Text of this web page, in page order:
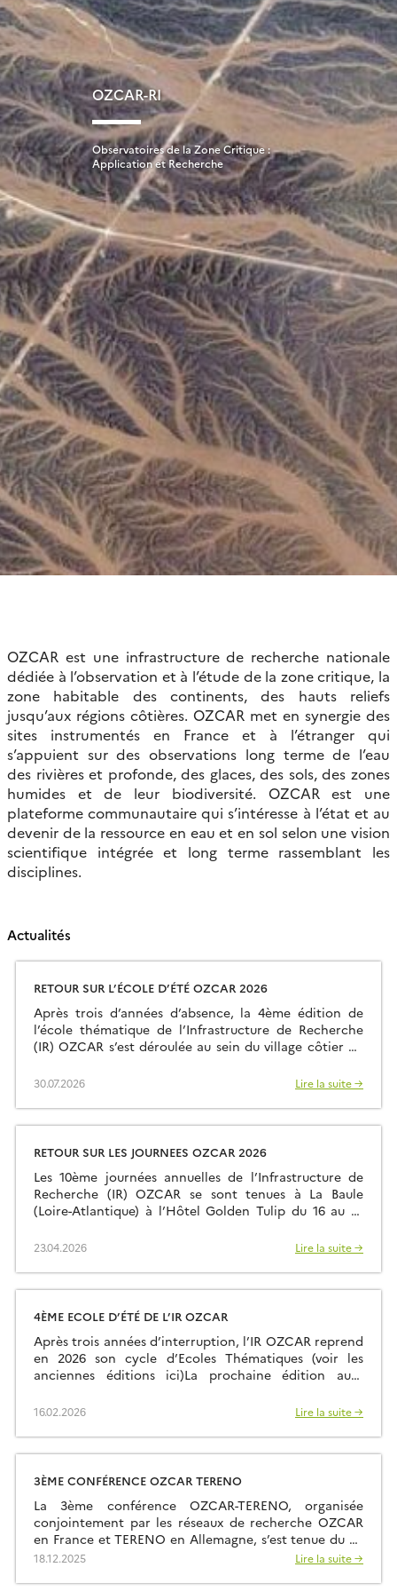
OZCAR-RI
Observatoires de la Zone Critique :
Application et Recherche
OZCAR est une infrastructure de recherche nationale
dédiée à l’observation et à l’étude de la zone critique, la
zone habitable des continents, des hauts reliefs
jusqu’aux régions côtières. OZCAR met en synergie des
sites instrumentés en France et à l’étranger qui
s’appuient sur des observations long terme de l’eau
des rivières et profonde, des glaces, des sols, des zones
humides et de leur biodiversité. OZCAR est une
plateforme communautaire qui s’intéresse à l’état et au
devenir de la ressource en eau et en sol selon une vision
scientifique intégrée et long terme rassemblant les
disciplines.
Actualités
RETOUR SUR L’ÉCOLE D’ÉTÉ OZCAR 2026
Après trois d’années d’absence, la 4ème édition de
l’école thématique de l’Infrastructure de Recherche
(IR) OZCAR s’est déroulée au sein du village côtier de
d’observation de Ploemeur-Guidel qui fait partie du
24 intervenants et 35 étudiants qui ont ainsi été
rassemblés et qui ont fait le […]
30.07.2026 Lire la suite →
RETOUR SUR LES JOURNEES OZCAR 2026
Les 10ème journées annuelles de l’Infrastructure de
Recherche (IR) OZCAR se sont tenues à La Baule
(Loire-Atlantique) à l’Hôtel Golden Tulip du 16 au 19
étaient présents sur place et une dizaine de
d’informations sur la page web dédiée:
https://www.ozcar-ri.org/fr/journees-annuelles-2026/
23.04.2026 Lire la suite →
4ÈME ECOLE D’ÉTÉ DE L’IR OZCAR
Après trois années d’interruption, l’IR OZCAR reprend
en 2026 son cycle d’Ecoles Thématiques (voir les
anciennes éditions ici)La prochaine édition aura
04 juillet 2026 (petit déjeuner) à la Résidence
de l’école d’été L’école est ouverte à toutes et tous:
chercheurs, enseignants-chercheurs, ingénieurs,
postdoctorants et […]
16.02.2026 Lire la suite →
3ÈME CONFÉRENCE OZCAR TERENO
La 3ème conférence OZCAR-TERENO, organisée
conjointement par les réseaux de recherche OZCAR
en France et TERENO en Allemagne, s’est tenue du 29
septembre au 02 octobre 2025 à Paris au FIAP Jean
18.12.2025 Lire la suite →